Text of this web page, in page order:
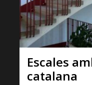
Escales
catalana